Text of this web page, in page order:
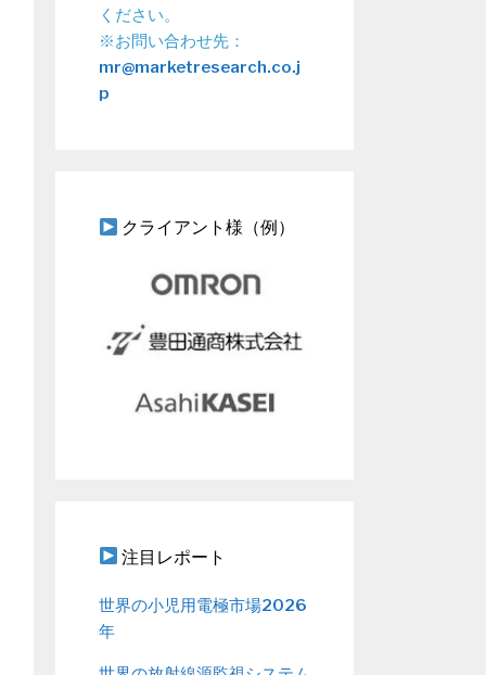
ください。
※お問い合わせ先：
mr@marketresearch.co.j
p
クライアント様（例）
注目レポート
世界の小児用電極市場2026
年